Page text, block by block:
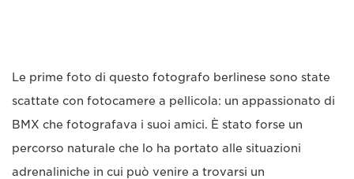
Le prime foto di questo fotografo berlinese sono state
scattate con fotocamere a pellicola: un appassionato di
BMX che fotografava i suoi amici. È stato forse un
percorso naturale che lo ha portato alle situazioni
adrenaliniche in cui può venire a trovarsi un